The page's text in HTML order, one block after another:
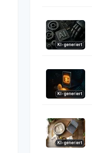
KI-generiert
KI-generiert
KI-generiert